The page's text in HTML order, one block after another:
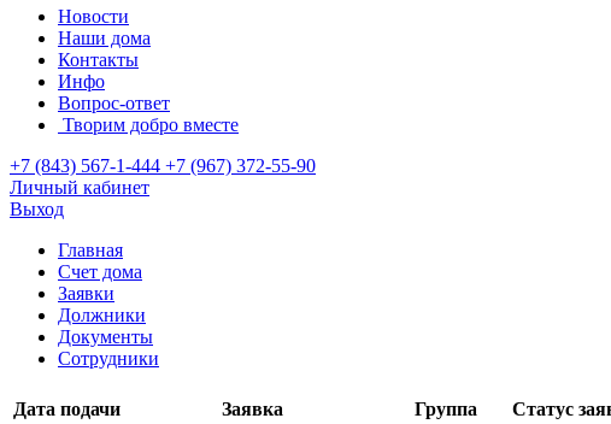
Новости
Наши дома
Контакты
Инфо
Вопрос-ответ
Творим добро вместе
+7 (843) 567-1-444 +7 (967) 372-55-90
Личный кабинет
Выход
Главная
Счет дома
Заявки
Должники
Документы
Сотрудники
Дата подачи Заявка Группа
Статус